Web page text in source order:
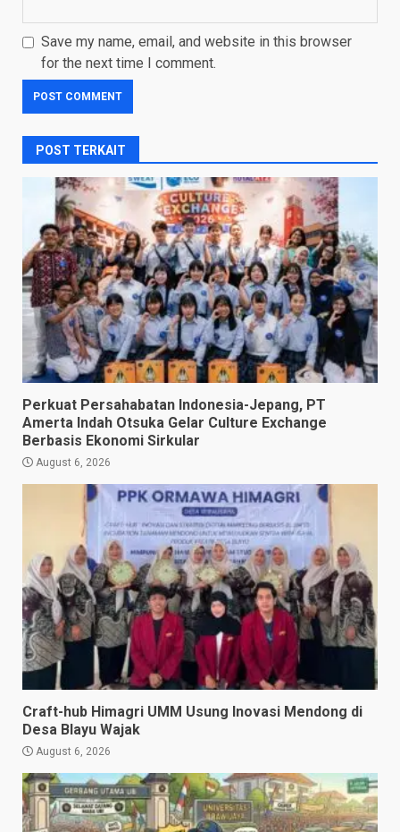
Save my name, email, and website in this browser
for the next time I comment.
POST TERKAIT
Perkuat Persahabatan Indonesia-Jepang, PT
Amerta Indah Otsuka Gelar Culture Exchange
Berbasis Ekonomi Sirkular
August 6, 2026
Craft-hub Himagri UMM Usung Inovasi Mendong di
Desa Blayu Wajak
August 6, 2026